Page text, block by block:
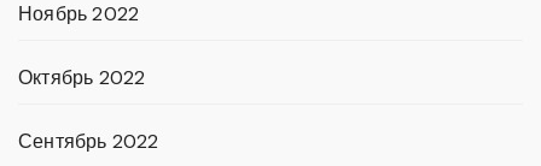
Ноябрь 2022
Октябрь 2022
Сентябрь 2022